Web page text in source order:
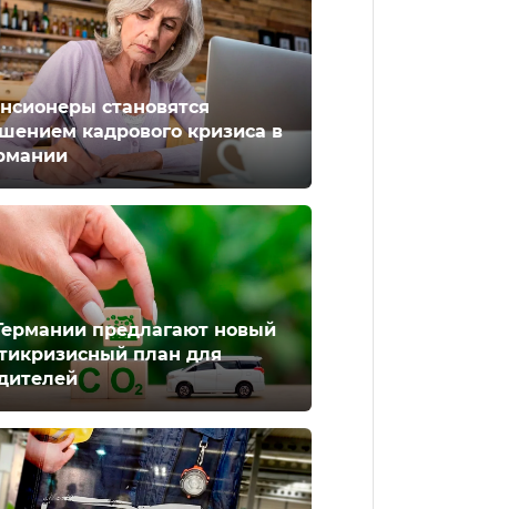
становятся
кадрового кризиса в
предлагают новый
план для